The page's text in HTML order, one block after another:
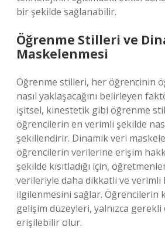
bir şekilde sağlanabilir.
Öğrenme Stilleri ve
Maskelenmesi
Öğrenme stilleri, her öğrencinin
nasıl yaklaşacağını belirleyen
işitsel, kinestetik gibi öğrenme
öğrencilerin en verimli şekilde
şekillendirir. Dinamik veri
öğrencilerin verilerine erişim
şekilde kısıtladığı için,
verileriyle daha dikkatli ve verimli
ilgilenmesini sağlar. Öğrencilerin
gelişim düzeyleri, yalnızca
erişilebilir olur.